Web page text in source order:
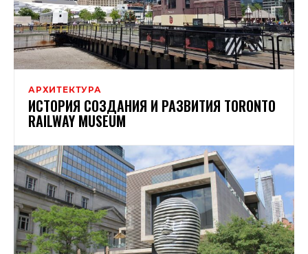
АРХИТЕКТУРА
ИСТОРИЯ СОЗДАНИЯ И РАЗВИТИЯ TORONTO
RAILWAY MUSEUM